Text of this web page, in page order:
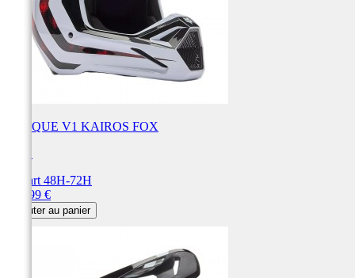
CASQUE V1 KAIROS FOX
Départ 48H-72H
229,99 €
Ajouter au panier